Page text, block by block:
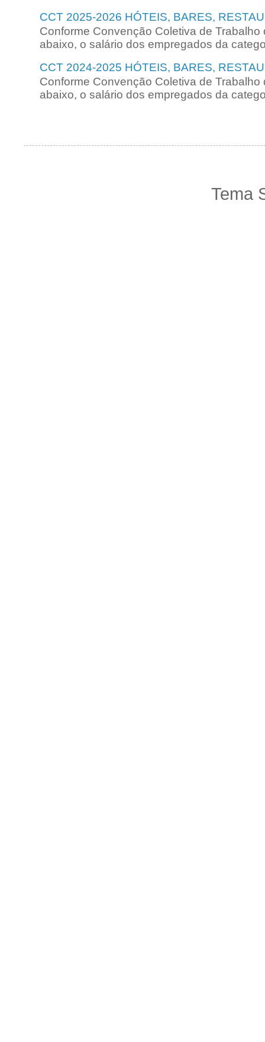
CCT 2025-2026 HÓTEIS, BARES,
Conforme Convenção Coletiva de
abaixo, o salário dos empregados da
CCT 2024-2025 HÓTEIS, BARES,
Conforme Convenção Coletiva de
abaixo, o salário dos empregados da
Tema